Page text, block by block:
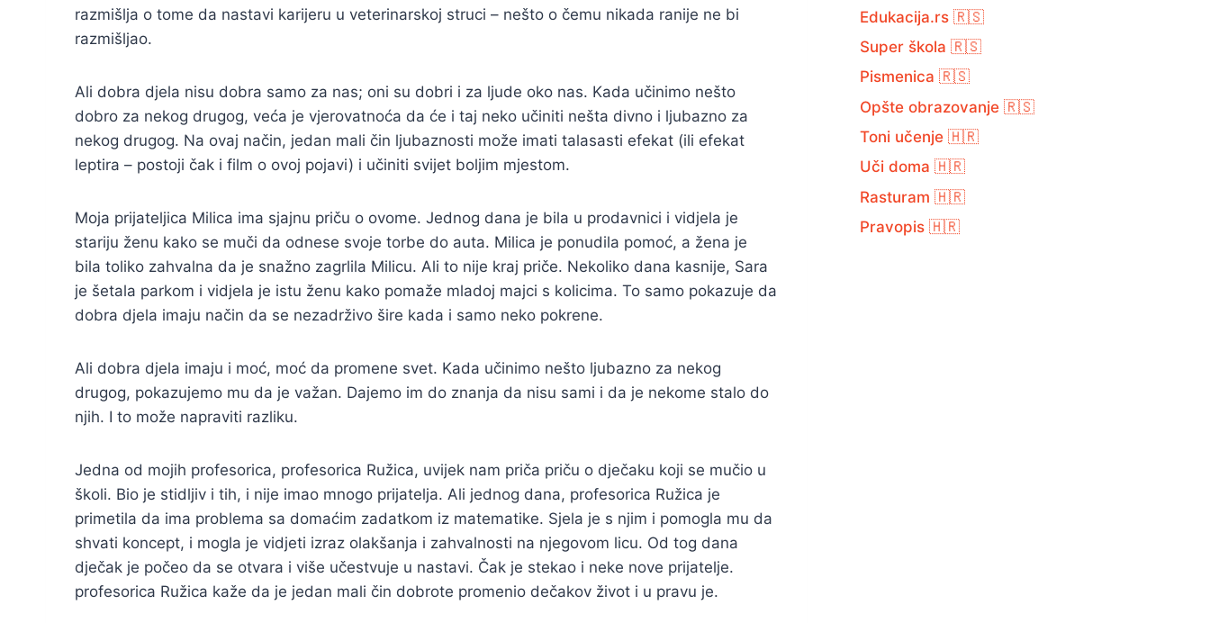
razmišlja o tome da nastavi karijeru u veterinarskoj struci – nešto o čemu nikada ranije ne bi
razmišljao.
Ali dobra djela nisu dobra samo za nas; oni su dobri i za ljude oko nas. Kada učinimo nešto
dobro za nekog drugog, veća je vjerovatnoća da će i taj neko učiniti nešta divno i ljubazno za
nekog drugog. Na ovaj način, jedan mali čin ljubaznosti može imati talasasti efekat (ili efekat
leptira – postoji čak i film o ovoj pojavi) i učiniti svijet boljim mjestom.
Moja prijateljica Milica ima sjajnu priču o ovome. Jednog dana je bila u prodavnici i vidjela je
stariju ženu kako se muči da odnese svoje torbe do auta. Milica je ponudila pomoć, a žena je
bila toliko zahvalna da je snažno zagrlila Milicu. Ali to nije kraj priče. Nekoliko dana kasnije, Sara
je šetala parkom i vidjela je istu ženu kako pomaže mladoj majci s kolicima. To samo pokazuje da
dobra djela imaju način da se nezadrživo šire kada i samo neko pokrene.
Ali dobra djela imaju i moć, moć da promene svet. Kada učinimo nešto ljubazno za nekog
drugog, pokazujemo mu da je važan. Dajemo im do znanja da nisu sami i da je nekome stalo do
njih. I to može napraviti razliku.
Jedna od mojih profesorica, profesorica Ružica, uvijek nam priča priču o dječaku koji se mučio u
školi. Bio je stidljiv i tih, i nije imao mnogo prijatelja. Ali jednog dana, profesorica Ružica je
primetila da ima problema sa domaćim zadatkom iz matematike. Sjela je s njim i pomogla mu da
shvati koncept, i mogla je vidjeti izraz olakšanja i zahvalnosti na njegovom licu. Od tog dana
dječak je počeo da se otvara i više učestvuje u nastavi. Čak je stekao i neke nove prijatelje.
profesorica Ružica kaže da je jedan mali čin dobrote promenio dečakov život i u pravu je.
Edukacija.rs 🇷🇸
Super škola 🇷🇸
Pismenica 🇷🇸
Opšte obrazovanje 🇷🇸
Toni učenje 🇭🇷
Uči doma 🇭🇷
Rasturam 🇭🇷
Pravopis 🇭🇷